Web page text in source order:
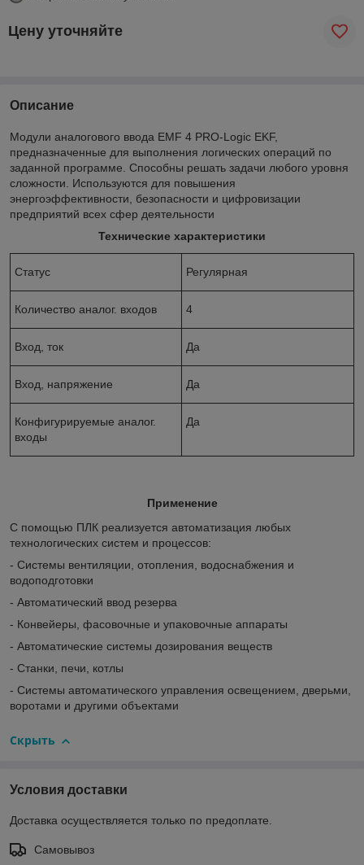
Цену уточняйте
Описание
Модули аналогового ввода EMF 4 PRO-Logic EKF,
предназначенные для выполнения логических операций по
заданной программе. Способны решать задачи любого уровня
сложности. Используются для повышения
энергоэффективности, безопасности и цифровизации
предприятий всех сфер деятельности
Технические характеристики
Статус Регулярная
Количество аналог. входов 4
Вход, ток Да
Вход, напряжение Да
Конфигурируемые аналог.
входы
Да
Применение
С помощью ПЛК реализуется автоматизация любых
технологических систем и процессов:
- Системы вентиляции, отопления, водоснабжения и
водоподготовки
- Автоматический ввод резерва
- Конвейеры, фасовочные и упаковочные аппараты
- Автоматические системы дозирования веществ
- Станки, печи, котлы
- Системы автоматического управления освещением, дверьми,
воротами и другими объектами
Скрыть
Условия доставки
Доставка осуществляется только по предоплате.
Самовывоз